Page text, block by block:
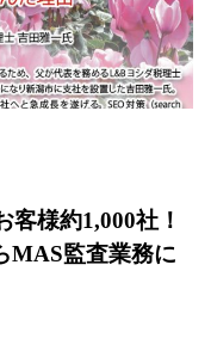
様約1,000社！
MAS監査業務に